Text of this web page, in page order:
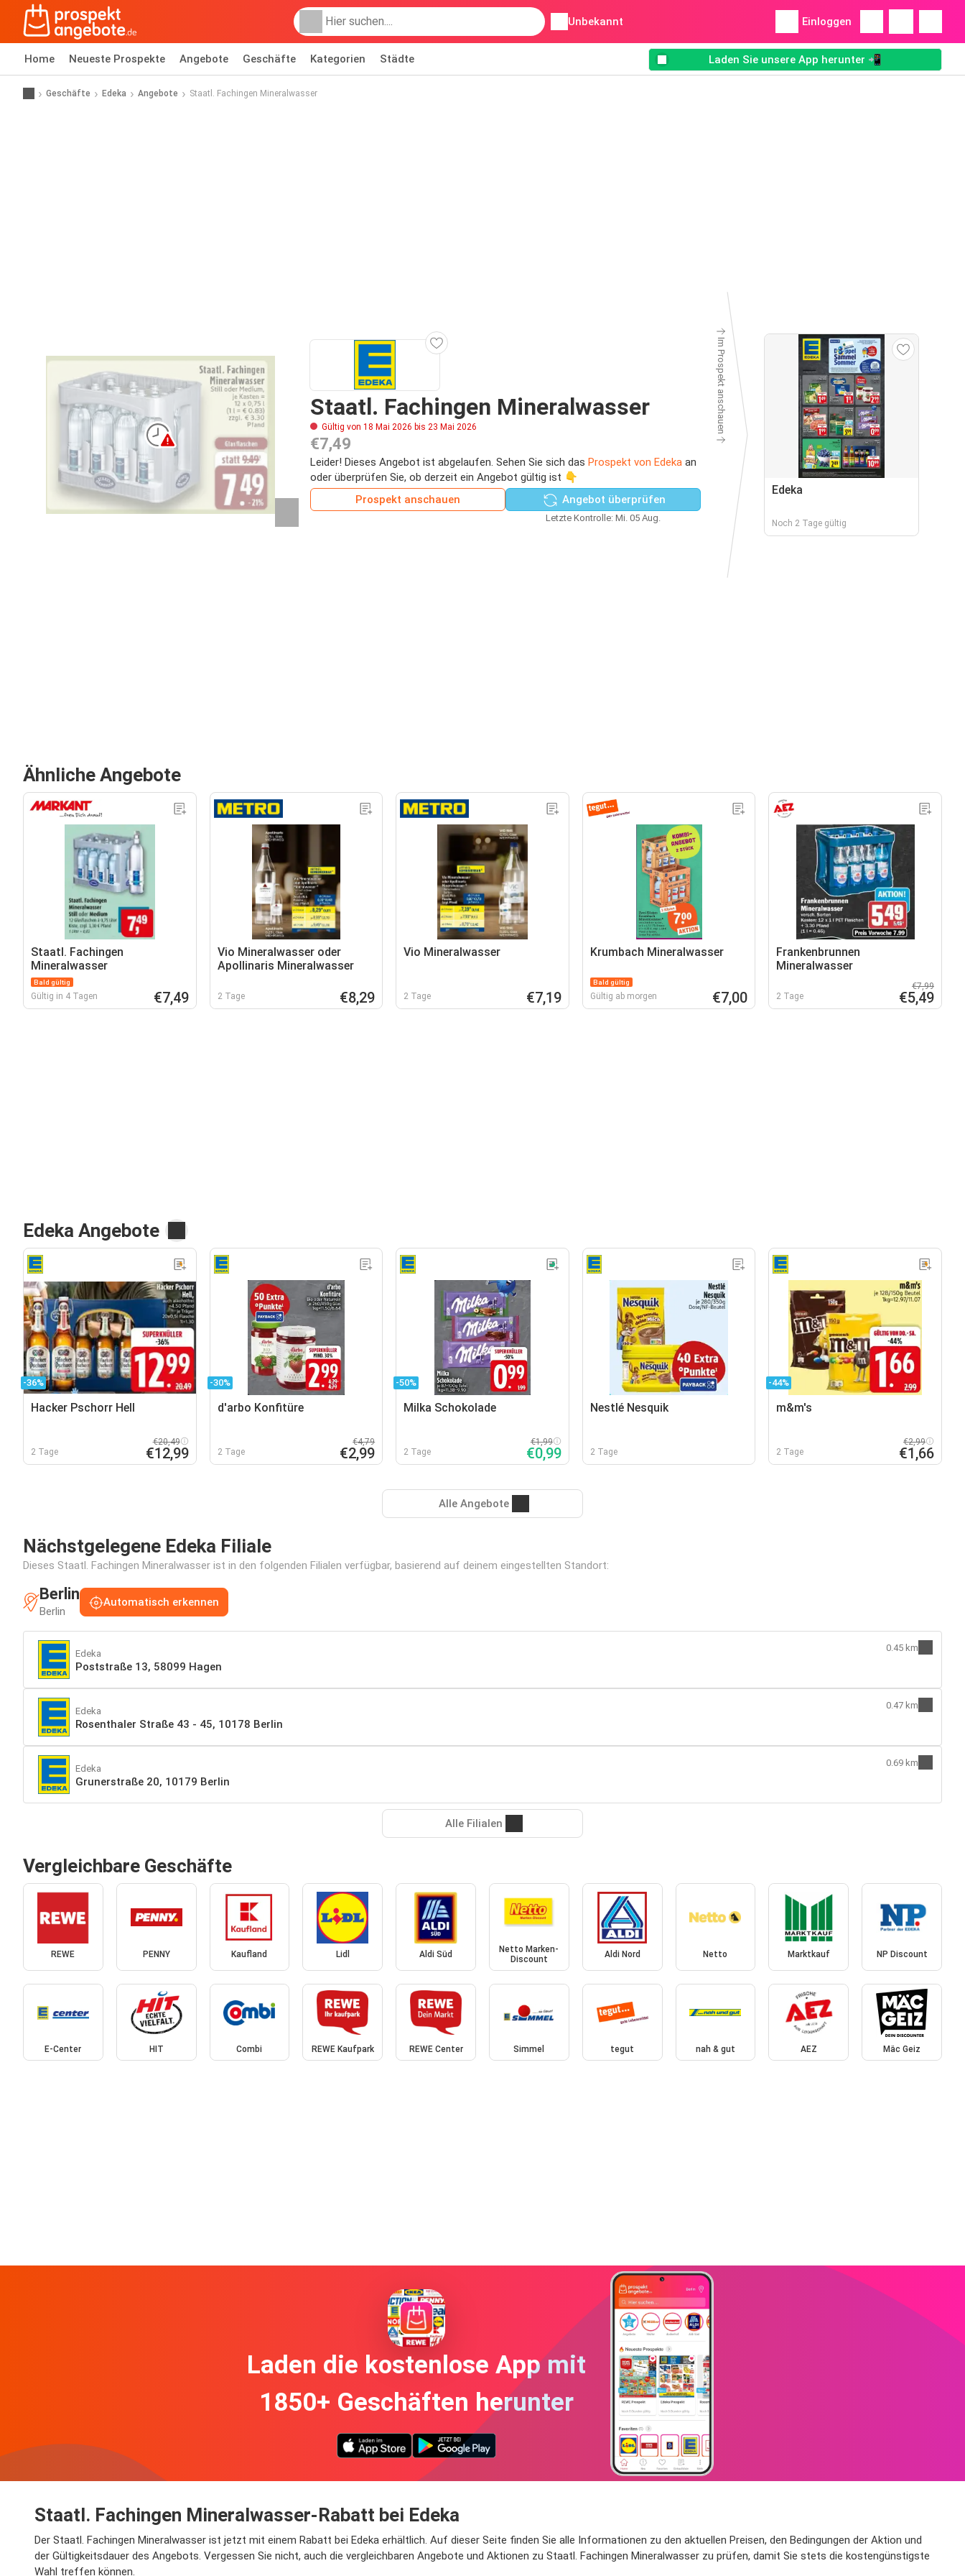
Unbekannt Einloggen
Home Neueste Prospekte Angebote Geschäfte Kategorien Städte Laden Sie unsere App herunter 📲
Geschäfte Edeka Angebote Staatl. Fachingen Mineralwasser
Staatl. Fachingen Mineralwasser
Gültig von 18 Mai 2026 bis 23 Mai 2026
€7,49
Leider! Dieses Angebot ist abgelaufen. Sehen Sie sich das Prospekt von Edeka an
oder überprüfen Sie, ob derzeit ein Angebot gültig ist 👇
Prospekt anschauen
Angebot überprüfen
Letzte Kontrolle: Mi. 05 Aug.
Im Prospekt anschauen
Edeka
Noch 2 Tage gültig
Ähnliche Angebote
Staatl. Fachingen
Mineralwasser
Bald gültig
Gültig in 4 Tagen €7,49
Vio Mineralwasser oder
Apollinaris Mineralwasser
2 Tage €8,29
Vio Mineralwasser
2 Tage €7,19
Krumbach Mineralwasser
Bald gültig
Gültig ab morgen €7,00
Frankenbrunnen
Mineralwasser
2 Tage
€7,99
€5,49
Edeka Angebote
-36%
Hacker Pschorr Hell
2 Tage
€20,49
€12,99
-30%
d'arbo Konfitüre
2 Tage
€4,79
€2,99
-50%
Milka Schokolade
2 Tage
€1,99
€0,99
Nestlé Nesquik
2 Tage
-44%
m&m's
2 Tage
€2,99
€1,66
Alle Angebote
Nächstgelegene Edeka Filiale
Dieses Staatl. Fachingen Mineralwasser ist in den folgenden Filialen verfügbar, basierend auf deinem eingestellten Standort:
Berlin
Berlin
Automatisch erkennen
Edeka
Poststraße 13, 58099 Hagen
0.45 km
Edeka
Rosenthaler Straße 43 - 45, 10178 Berlin
0.47 km
Edeka
Grunerstraße 20, 10179 Berlin
0.69 km
Alle Filialen
Vergleichbare Geschäfte
REWE PENNY Kaufland Lidl Aldi Süd
Netto Marken-
Discount
Aldi Nord Netto Marktkauf NP Discount
E-Center HIT Combi REWE Kaufpark REWE Center Simmel tegut nah & gut AEZ Mäc Geiz
Laden die kostenlose App mit
1850+ Geschäften herunter
Staatl. Fachingen Mineralwasser-Rabatt bei Edeka
Der Staatl. Fachingen Mineralwasser ist jetzt mit einem Rabatt bei Edeka erhältlich. Auf dieser Seite finden Sie alle Informationen zu den aktuellen Preisen, den Bedingungen der Aktion und
der Gültigkeitsdauer des Angebots. Vergessen Sie nicht, auch die vergleichbaren Angebote und Aktionen zu Staatl. Fachingen Mineralwasser zu prüfen, damit Sie stets die kostengünstigste
Wahl treffen können.